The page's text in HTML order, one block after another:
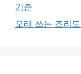
기준
오래 쓰는 조리